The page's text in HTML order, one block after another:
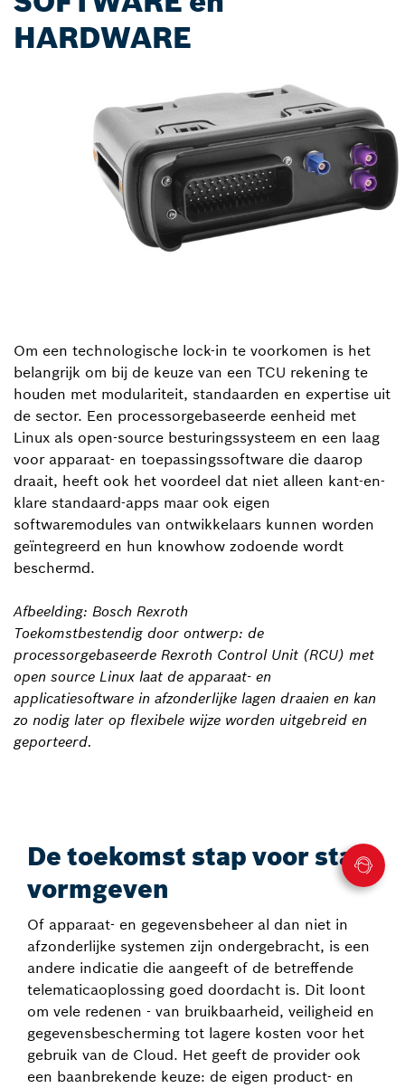
HARDWARE
Om een technologische lock-in te voorkomen is het
belangrijk om bij de keuze van een TCU rekening te
houden met modulariteit, standaarden en expertise uit
de sector. Een processorgebaseerde eenheid met
Linux als open-source besturingssysteem en een laag
voor apparaat- en toepassingssoftware die daarop
draait, heeft ook het voordeel dat niet alleen kant-en-
klare standaard-apps maar ook eigen
softwaremodules van ontwikkelaars kunnen worden
geïntegreerd en hun knowhow zodoende wordt
beschermd.
Afbeelding: Bosch Rexroth
Toekomstbestendig door ontwerp: de
processorgebaseerde Rexroth Control Unit (RCU) met
open source Linux laat de apparaat- en
applicatiesoftware in afzonderlijke lagen draaien en kan
zo nodig later op flexibele wijze worden uitgebreid en
geporteerd.
De toekomst stap voor stap
vormgeven
Of apparaat- en gegevensbeheer al dan niet in
afzonderlijke systemen zijn ondergebracht, is een
andere indicatie die aangeeft of de betreffende
telematicaoplossing goed doordacht is. Dit loont
om vele redenen - van bruikbaarheid, veiligheid en
gegevensbescherming tot lagere kosten voor het
gebruik van de Cloud. Het geeft de provider ook
een baanbrekende keuze: de eigen product- en